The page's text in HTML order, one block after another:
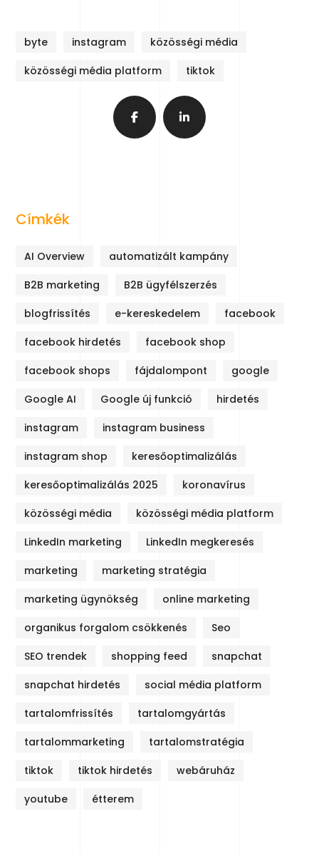
byte instagram
közösségi média
közösségi média platform
tiktok
Címkék
AI Overview
automatizált kampány
B2B marketing
B2B ügyfélszerzés
blogfrissítés
e-kereskedelem
facebook
facebook hirdetés
facebook shop
facebook shops
fájdalompont
google
Google AI
Google új funkció
hirdetés
instagram
instagram business
instagram shop
keresőoptimalizálás
keresőoptimalizálás 2025
koronavírus
közösségi média
közösségi média platform
LinkedIn marketing
LinkedIn megkeresés
marketing
marketing stratégia
marketing ügynökség
online marketing
organikus forgalom csökkenés
Seo
SEO trendek
shopping feed
snapchat
snapchat hirdetés
social média platform
tartalomfrissítés
tartalomgyártás
tartalommarketing
tartalomstratégia
tiktok
tiktok hirdetés
webáruház
youtube
étterem